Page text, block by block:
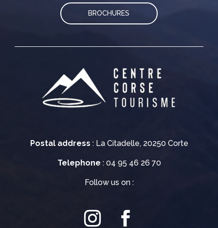
Postal address : La Citadelle, 20250 Corte
Telephone : 04 95 46 26 70
Follow us on :
BROCHURES